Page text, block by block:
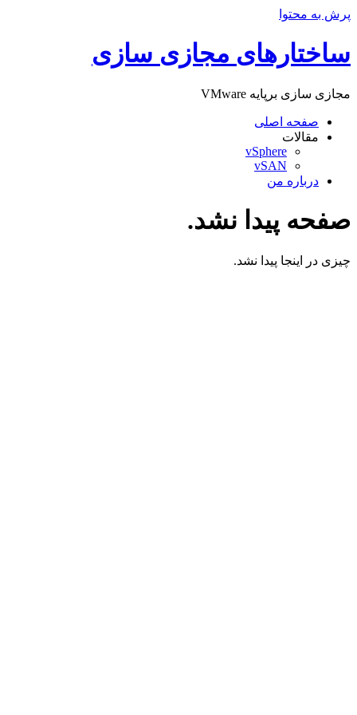
پرش به محتوا
ساختارهای مجازی سازی
مجازی سازی برپایه VMware
صفحه اصلی
مقالات
vSphere
vSAN
درباره من
صفحه پیدا نشد.
چیزی در اینجا پیدا نشد.